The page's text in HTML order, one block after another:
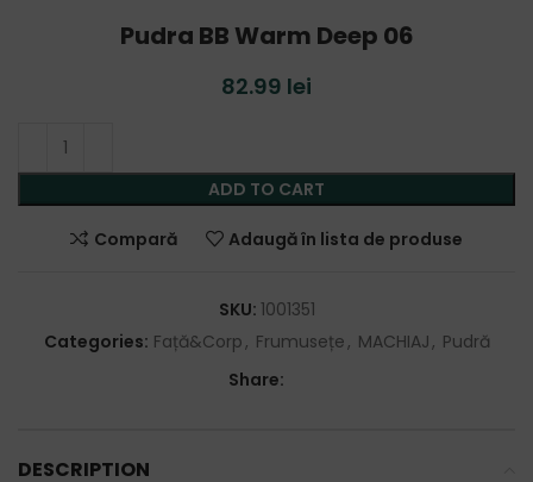
Pudra BB Warm Deep 06
82.99 lei
ADD TO CART
Compară Adaugă în lista de produse
SKU: 1001351
Categories: Față&Corp, Frumusețe, MACHIAJ, Pudră
Share:
DESCRIPTION